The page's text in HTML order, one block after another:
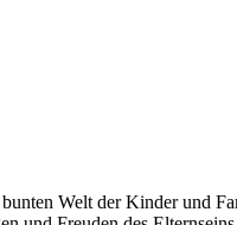
Welt der Kinder und